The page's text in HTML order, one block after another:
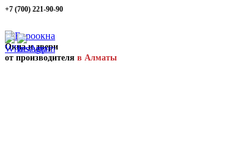
+7 (700) 221-90-90
Окна и двери
от производителя в Алматы